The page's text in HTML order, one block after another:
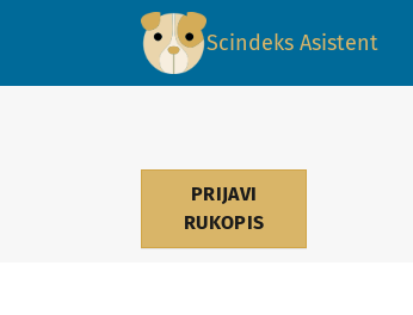
УПРАВНЕ РАДЊЕ
Scindeks Asistent
PRIJAVI
RUKOPIS